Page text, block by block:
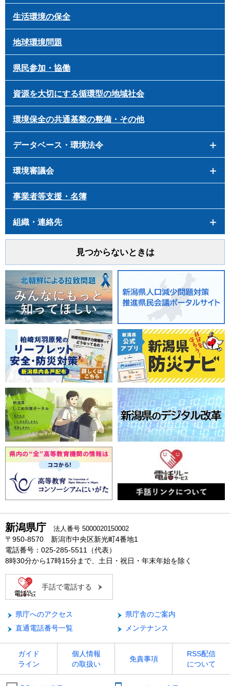
生活環境の保全
地球環境問題
県民参加・協働
資源を大切にする循環型の地域社会
環境保全の共通基盤の整備・その他
データベース・環境法令
環境審議会
事業者等支援・名簿
組織・連絡先
見つからないときは
新潟県庁 法人番号 5000020150002
〒950-8570 新潟市中央区新光町4番地1
電話番号：025-285-5511（代表）
8時30分から17時15分まで、土日・祝日・年末年始を除く
手話で電話する
県庁へのアクセス
県庁舎のご案内
直通電話番号一覧
メンテナンス
ガイド
ライン
個人情報
の取扱い
免責事項
RSS配信
について